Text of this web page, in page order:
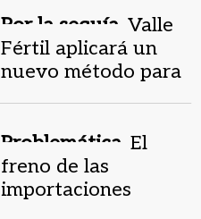
Por la sequía. Valle
Fértil aplicará un
nuevo método para
Problemática. El
freno de las
importaciones